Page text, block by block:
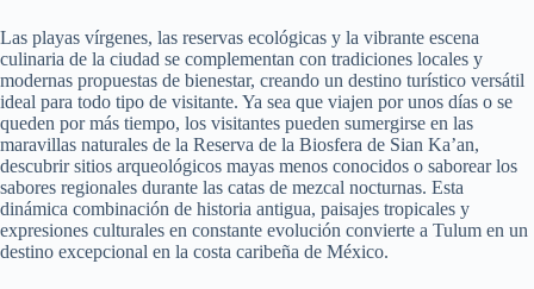
Las playas vírgenes, las reservas ecológicas y la vibrante escena
culinaria de la ciudad se complementan con tradiciones locales y
modernas propuestas de bienestar, creando un destino turístico versátil
ideal para todo tipo de visitante. Ya sea que viajen por unos días o se
queden por más tiempo, los visitantes pueden sumergirse en las
maravillas naturales de la Reserva de la Biosfera de Sian Ka’an,
descubrir sitios arqueológicos mayas menos conocidos o saborear los
sabores regionales durante las catas de mezcal nocturnas. Esta
dinámica combinación de historia antigua, paisajes tropicales y
expresiones culturales en constante evolución convierte a Tulum en un
destino excepcional en la costa caribeña de México.